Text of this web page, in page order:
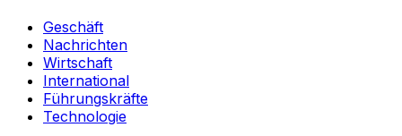
Geschäft
Nachrichten
Wirtschaft
International
Führungskräfte
Technologie